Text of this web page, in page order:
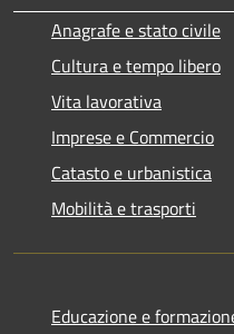
Anagrafe e stato civile
Cultura e tempo libero
Vita lavorativa
Imprese e Commercio
Catasto e urbanistica
Mobilità e trasporti
Educazione e